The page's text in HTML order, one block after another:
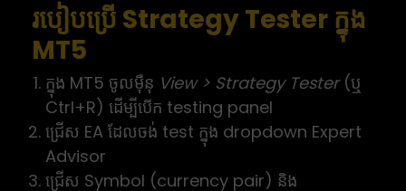
របៀបប្រើ Strategy Tester ក្នុង
MT5
ក្នុង MT5 ចូលម៉ឺនុ View > Strategy Tester(ឬ
Ctrl+R) ដើម្បីបើក testing panel
ជ្រើស EA ដែលចង់ test ក្នុង dropdown Expert
Advisor
ជ្រើស Symbol (currency pair) និង